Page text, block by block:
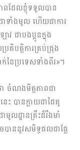
ពដែលខ្ញុំទទួលបាន
ទាំងមូល ហើយជាការ
ជាបងប្អូនក្នុង
តិបត្តិការគ្រប់ជ្រុង
ក់​នៃប្រទេស​ទាំងពីរ»។
ចំណងមិត្តភាពជា
ះ បានក្លាយជាដៃគូ
លដ្ឋានគ្រឹះដ៏រឹងមាំ
បាន​នូវ​សមិទ្ធផល​ជាផ្លែ